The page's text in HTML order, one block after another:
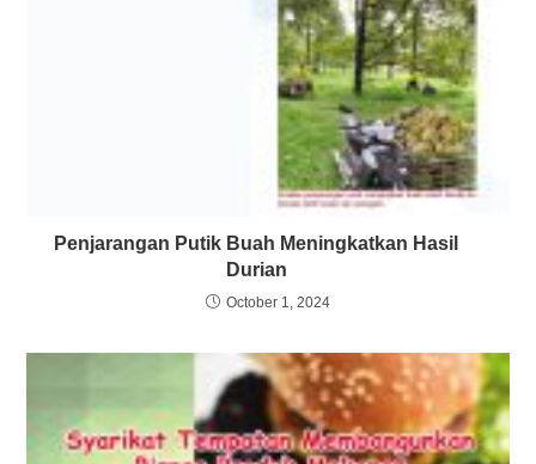
Penjarangan Putik Buah Meningkatkan Hasil
Durian
October 1, 2024